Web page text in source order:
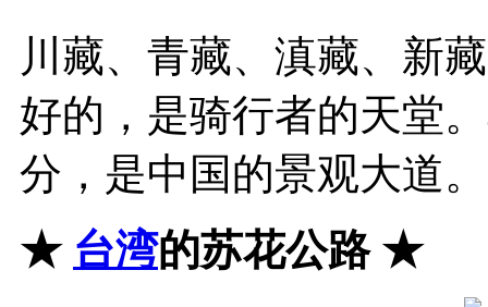
川藏、青藏、滇藏、新
好的，是骑行者的天堂
分，是中国的景观大道。
★ 台湾的苏花公路 ★